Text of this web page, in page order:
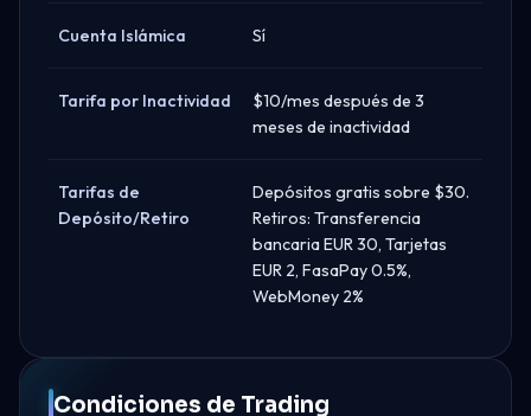
Cuenta Islámica Sí
Tarifa por Inactividad
$10/mes después de 3
meses de inactividad
Tarifas de
Depósito/Retiro
Depósitos gratis sobre $30.
Retiros: Transferencia
bancaria EUR 30, Tarjetas
EUR 2, FasaPay 0.5%,
WebMoney 2%
Condiciones de Trading